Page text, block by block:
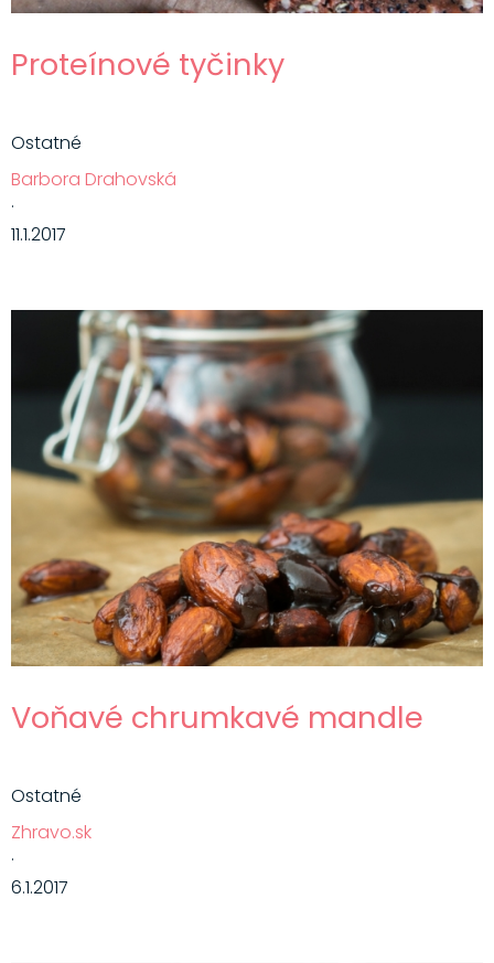
Proteínové tyčinky
Ostatné
Barbora Drahovská
·
11.1.2017
Voňavé chrumkavé mandle
Ostatné
Zhravo.sk
·
6.1.2017